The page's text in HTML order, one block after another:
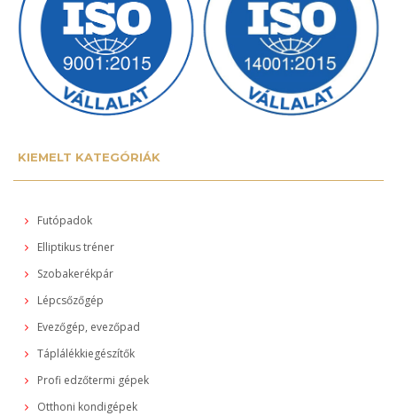
KIEMELT KATEGÓRIÁK
Futópadok
Elliptikus tréner
Szobakerékpár
Lépcsőzőgép
Evezőgép, evezőpad
Táplálékkiegészítők
Profi edzőtermi gépek
Otthoni kondigépek